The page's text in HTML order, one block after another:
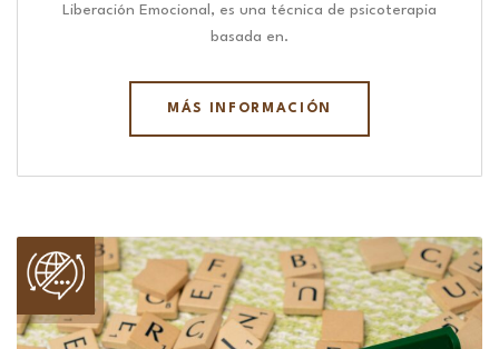
Liberación Emocional, es una técnica de psicoterapia
basada en.
MÁS INFORMACIÓN